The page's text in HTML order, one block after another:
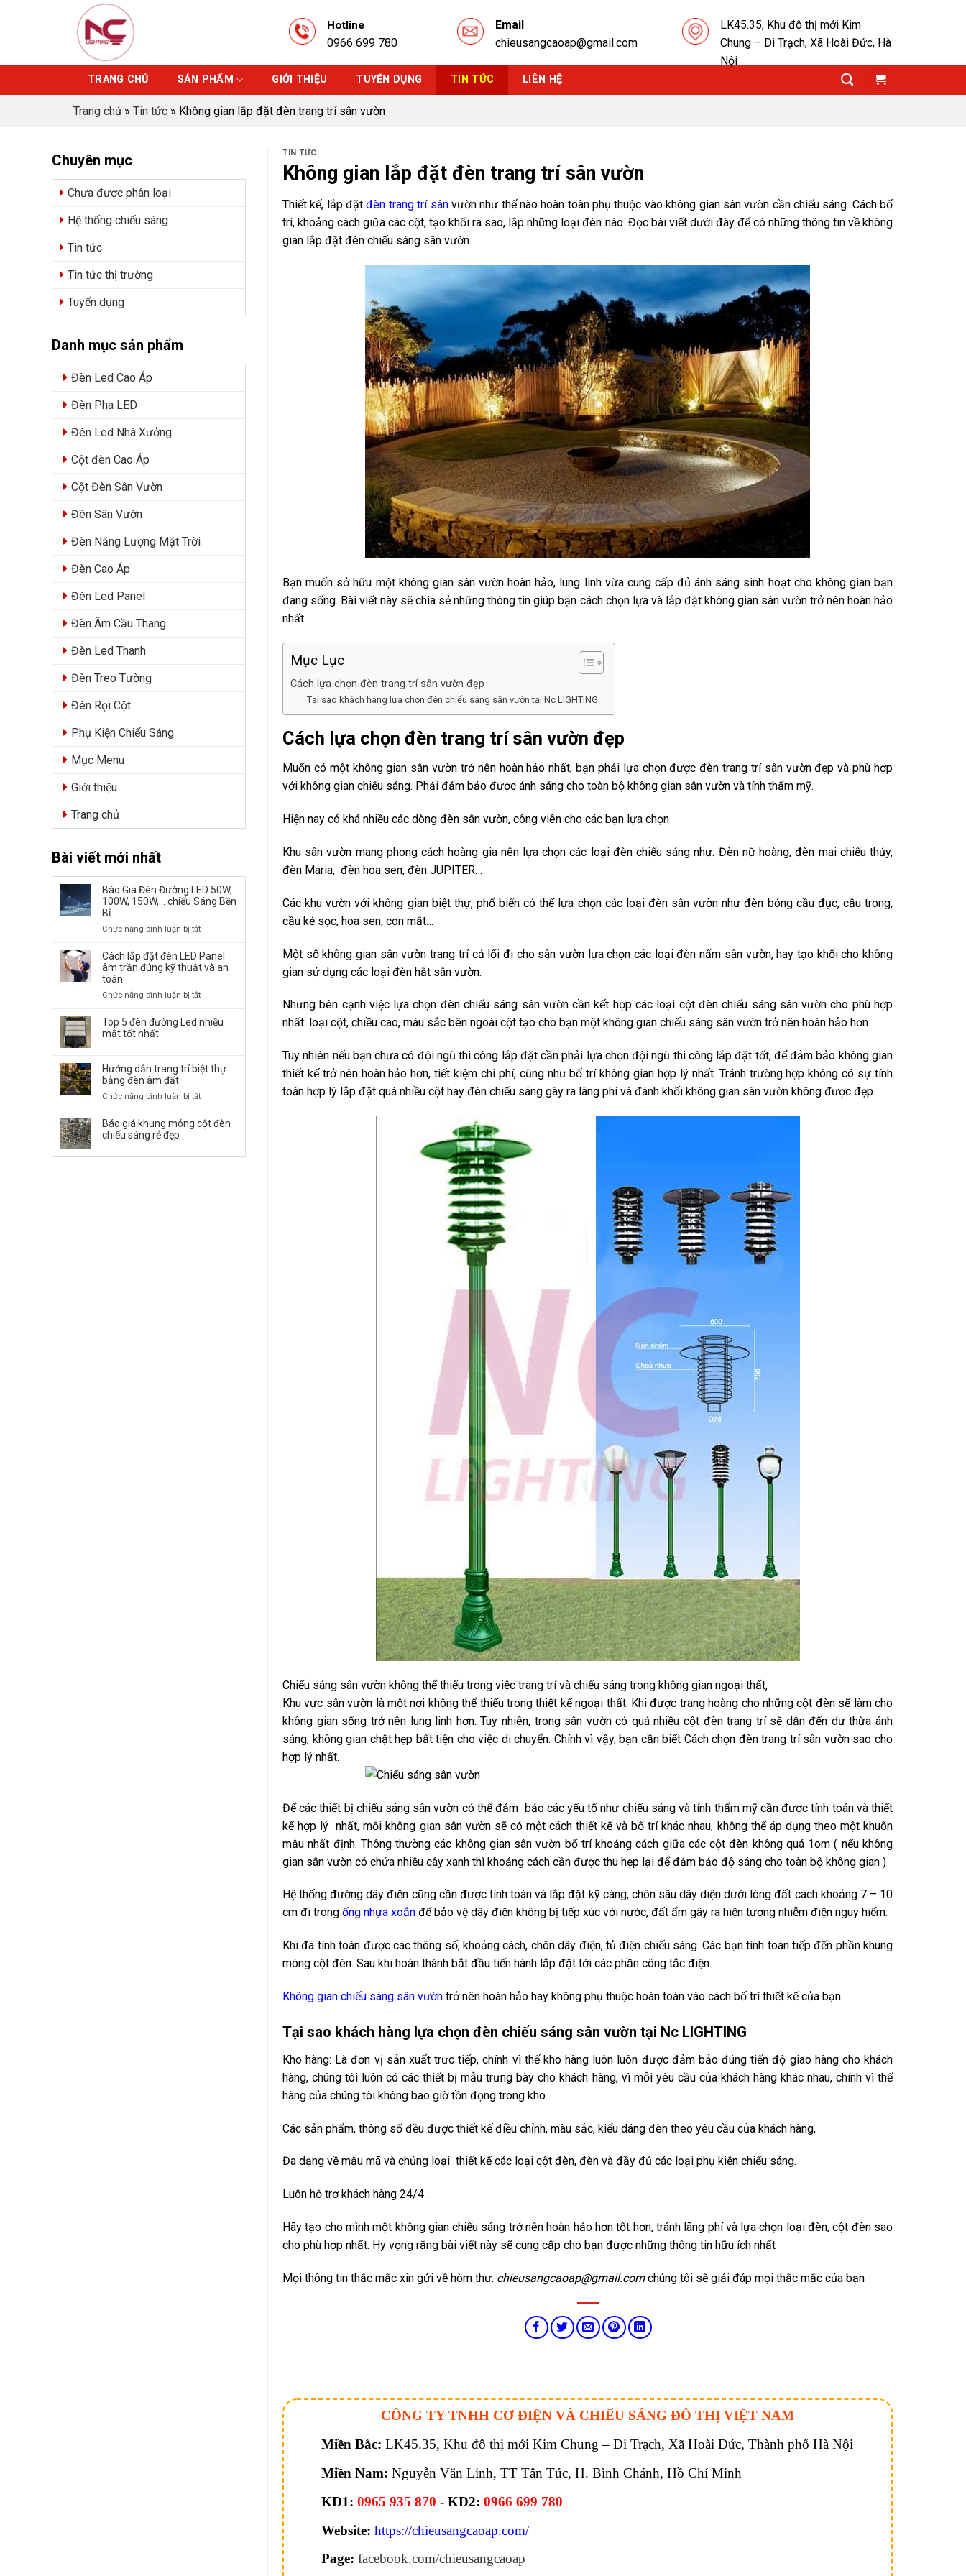
Hotline
0966 699 780
Email
chieusangcaoap@gmail.com
LK45.35, Khu đô thị mới Kim
Chung – Di Trạch, Xã Hoài Đức, Hà
Nội
TRANG CHỦ SẢN PHẨM GIỚI THIỆU TUYỂN DỤNG TIN TỨC LIÊN HỆ
Trang chủ » Tin tức » Không gian lắp đặt đèn trang trí sân vườn
Chuyên mục
Chưa được phân loại
Hệ thống chiếu sáng
Tin tức
Tin tức thị trường
Tuyển dụng
Danh mục sản phẩm
Đèn Led Cao Áp
Đèn Pha LED
Đèn Led Nhà Xưởng
Cột đèn Cao Áp
Cột Đèn Sân Vườn
Đèn Sân Vườn
Đèn Năng Lượng Mặt Trời
Đèn Cao Áp
Đèn Led Panel
Đèn Âm Cầu Thang
Đèn Led Thanh
Đèn Treo Tường
Đèn Rọi Cột
Phụ Kiện Chiếu Sáng
Mục Menu
Giới thiệu
Trang chủ
Bài viết mới nhất
Báo Giá Đèn Đường LED 50W,
100W, 150W,… chiếu Sáng Bền
Bỉ
Chức năng bình luận bị tắtở
Giá
Đèn
150W,
Sáng
Bền
Cách lắp đặt đèn LED Panel
âm trần đúng kỹ thuật và an
toàn
Chức năng bình luận bị tắtở
lắp
Panel
thuật
Top 5 đèn đường Led nhiều
mắt tốt nhất
Hướng dẫn trang trí biệt thự
bằng đèn âm đất
Chức năng bình luận bị tắtở
dẫn
trang
biệt
Báo giá khung móng cột đèn
chiếu sáng rẻ đẹp
TIN TỨC
Không gian lắp đặt đèn trang trí sân vườn
Thiết kế, lắp đặtđèn trang trí sânvườn như thế nào hoàn toàn phụ thuộc vào không gian sân vườn cần chiếu sáng. Cách bố
trí, khoảng cách giữa các cột, tạo khối ra sao, lắp những loại đèn nào. Đọc bài viết dưới đây để có những thông tin về không
gian lắp đặt đèn chiếu sáng sân vườn.
Bạn muốn sở hữu một không gian sân vườn hoàn hảo, lung linh vừa cung cấp đủ ánh sáng sinh hoạt cho không gian bạn
đang sống. Bài viết này sẽ chia sẻ những thông tin giúp bạn cách chọn lựa và lắp đặt không gian sân vườn trở nên hoàn hảo
nhất
Mục Lục
Cách lựa chọn đèn trang trí sân vườn đẹp
Tại sao khách hàng lựa chọn đèn chiếu sáng sân vườn tại Nc LIGHTING
Cách lựa chọn đèn trang trí sân vườn đẹp
Muốn có một không gian sân vườn trở nên hoàn hảo nhất, bạn phải lựa chọn được đèn trang trí sân vườn đẹp và phù hợp
với không gian chiếu sáng. Phải đảm bảo được ánh sáng cho toàn bộ không gian sân vườn và tính thẩm mỹ.
Hiện nay có khá nhiều các dòng đèn sân vườn, công viên cho các bạn lựa chọn
Khu sân vườn mang phong cách hoàng gia nên lựa chọn các loại đèn chiếu sáng như: Đèn nữ hoàng, đèn mai chiếu thủy,
đèn Maria, đèn hoa sen, đèn JUPITER…
Các khu vườn với không gian biệt thự, phổ biến có thể lựa chọn các loại đèn sân vườn như đèn bóng cầu đục, cầu trong,
cầu kẻ sọc, hoa sen, con mắt…
Một số không gian sân vườn trang trí cả lối đi cho sân vườn lựa chọn các loại đèn nấm sân vườn, hay tạo khối cho không
gian sử dụng các loại đèn hắt sân vườn.
Nhưng bên cạnh việc lựa chọn đèn chiếu sáng sân vườn cần kết hợp các loại cột đèn chiếu sáng sân vườn cho phù hợp
nhất: loại cột, chiều cao, màu sắc bên ngoài cột tạo cho bạn một không gian chiếu sáng sân vườn trở nên hoàn hảo hơn.
Tuy nhiên nếu bạn chưa có đội ngũ thi công lắp đặt cần phải lựa chọn đội ngũ thi công lắp đặt tốt, để đảm bảo không gian
thiết kế trở nên hoàn hảo hơn, tiết kiệm chi phí, cũng như bố trí không gian hợp lý nhất. Tránh trường hợp không có sự tính
toán hợp lý lắp đặt quá nhiều cột hay đèn chiếu sáng gây ra lãng phí và đánh khối không gian sân vườn không được đẹp.
Chiếu sáng sân vườn không thể thiếu trong việc trang trí và chiếu sáng trong không gian ngoại thất,
Khu vực sân vườn là một nơi không thể thiếu trong thiết kế ngoại thất. Khi được trang hoàng cho những cột đèn sẽ làm cho
không gian sống trở nên lung linh hơn. Tuy nhiên, trong sân vườn có quá nhiều cột đèn trang trí sẽ dẫn đến dư thừa ánh
sáng, không gian chật hẹp bất tiện cho việc di chuyển. Chính vì vậy, bạn cần biết Cách chọn đèn trang trí sân vườn sao cho
hợp lý nhất.
Để các thiết bị chiếu sáng sân vườn có thể đảm bảo các yếu tố như chiếu sáng và tính thẩm mỹ cần được tính toán và thiết
kế hợp lý nhất, mỗi không gian sân vườn sẽ có một cách thiết kế và bố trí khác nhau, không thể áp dụng theo một khuôn
mẫu nhất định. Thông thường các không gian sân vườn bố trí khoảng cách giữa các cột đèn không quá 1om ( nếu không
gian sân vườn có chứa nhiều cây xanh thì khoảng cách cần được thu hẹp lại để đảm bảo độ sáng cho toàn bộ không gian )
Hệ thống đường dây điện cũng cần được tính toán và lắp đặt kỹ càng, chôn sâu dây diện dưới lòng đất cách khoảng 7 – 10
cm đi trong ống nhựa xoắn để bảo vệ dây điện không bị tiếp xúc với nước, đất ẩm gây ra hiện tượng nhiễm điện nguy hiểm.
Khi đã tính toán được các thông số, khoảng cách, chôn dây điện, tủ điện chiếu sáng. Các bạn tính toán tiếp đến phần khung
móng cột đèn. Sau khi hoàn thành bắt đầu tiến hành lắp đặt tới các phần công tắc điện.
Không gian chiếu sáng sân vườn trở nên hoàn hảo hay không phụ thuộc hoàn toàn vào cách bố trí thiết kế của bạn
Tại sao khách hàng lựa chọn đèn chiếu sáng sân vườn tại Nc LIGHTING
Kho hàng: Là đơn vị sản xuất trưc tiếp, chính vì thế kho hàng luôn luôn được đảm bảo đúng tiến độ giao hàng cho khách
hàng, chúng tôi luôn có các thiết bị mẫu trưng bày cho khách hàng, vì mỗi yêu cầu của khách hàng khác nhau, chính vì thế
hàng của chúng tôi không bao giờ tồn đọng trong kho.
Các sản phẩm, thông số đều được thiết kế điều chỉnh, màu sắc, kiểu dáng đèn theo yêu cầu của khách hàng,
Đa dạng về mẫu mã và chủng loại thiết kế các loại cột đèn, đèn và đầy đủ các loại phụ kiện chiếu sáng.
Luôn hỗ trơ khách hàng 24/4 .
Hãy tạo cho mình một không gian chiếu sáng trở nên hoàn hảo hơn tốt hơn, tránh lãng phí và lựa chọn loại đèn, cột đèn sao
cho phù hợp nhất. Hy vọng rằng bài viết này sẽ cung cấp cho bạn được những thông tin hữu ích nhất
Mọi thông tin thắc mắc xin gửi về hòm thư: chieusangcaoap@gmail.comchúng tôi sẽ giải đáp mọi thắc mắc của bạn
CÔNG TY TNHH CƠ ĐIỆN VÀ CHIẾU SÁNG ĐÔ THỊ VIỆT NAM
Miền Bắc: LK45.35, Khu đô thị mới Kim Chung – Di Trạch, Xã Hoài Đức, Thành phố Hà Nội
Miền Nam: Nguyễn Văn Linh, TT Tân Túc, H. Bình Chánh, Hồ Chí Minh
KD1: 0965 935 870 - KD2: 0966 699 780
Website: https://chieusangcaoap.com/
Page: facebook.com/chieusangcaoap